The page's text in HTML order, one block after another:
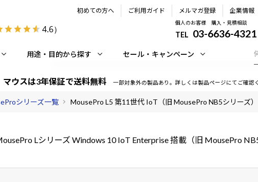
4.6）
初めての方へ ご利用ガイド メルマガ登録 企業情報
個人のお客様 購入・見積相談
TEL 03-6636-4321
用途・目的から探す セール・キャンペーン
マウスは3年保証で送料無料 一部対象外の製品あり。詳しくは製品ページにてご確認
シリーズ一覧 MousePro L5 第11世代 IoT（旧 MousePro NB5シリーズ）
Lシリーズ Windows 10 IoT Enterprise 搭載（旧 MousePro